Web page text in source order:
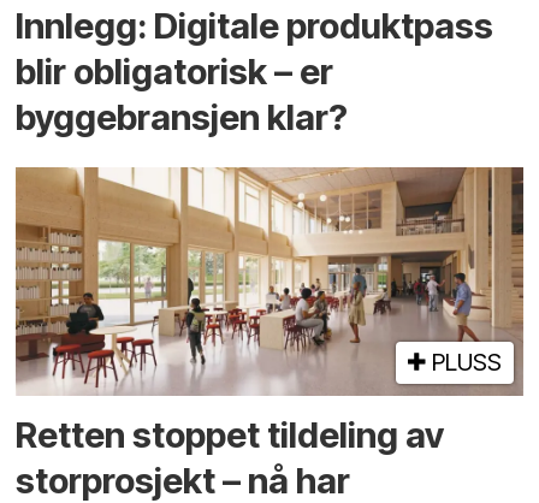
Innlegg: Digitale produktpass
blir obligatorisk – er
byggebransjen klar?
PLUSS
Retten stoppet tildeling av
storprosjekt – nå har